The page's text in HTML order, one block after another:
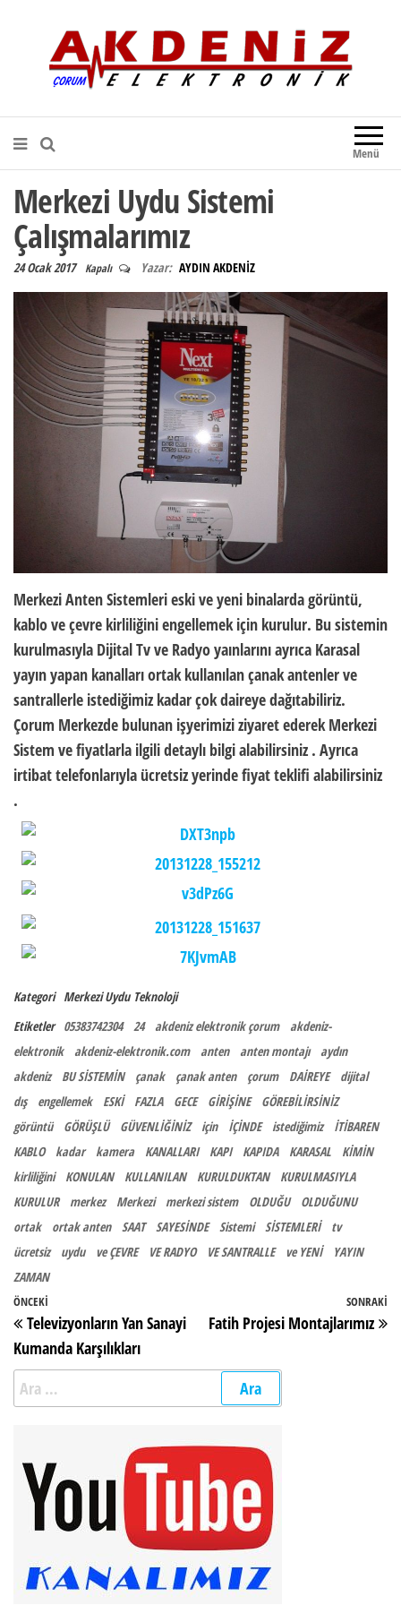
Akdeniz Elektronik
Teknik Destek, Kaliteli Hizmet |
Çorum Elektronik Firması
Menü
Merkezi Uydu Sistemi
Çalışmalarımız
24 Ocak 2017 Kapalı Yazar: AYDIN AKDENİZ
Merkezi Anten Sistemleri eski ve yeni binalarda görüntü,
kablo ve çevre kirliliğini engellemek için kurulur. Bu sistemin
kurulmasıyla Dijital Tv ve Radyo yaınlarını ayrıca Karasal
yayın yapan kanalları ortak kullanılan çanak antenler ve
santrallerle istediğimiz kadar çok daireye dağıtabiliriz.
Çorum Merkezde bulunan işyerimizi ziyaret ederek Merkezi
Sistem ve fiyatlarla ilgili detaylı bilgi alabilirsiniz . Ayrıca
irtibat telefonlarıyla ücretsiz yerinde fiyat teklifi alabilirsiniz
.
Kategori Merkezi Uydu Teknoloji
Etiketler 05383742304 24 akdeniz elektronik çorum
akdeniz-
elektronik
akdeniz-elektronik.com anten anten montajı
aydın
akdeniz
BU SİSTEMİN çanak çanak anten çorum DAİREYE
dijital
dış
engellemek ESKİ FAZLA GECE GİRİŞİNE
GÖREBİLİRSİNİZ
görüntü
GÖRÜŞLÜ GÜVENLİĞİNİZ için İÇİNDE istediğimiz
İTİBAREN
KABLO
kadar kamera KANALLARI KAPI KAPIDA KARASAL
KİMİN
kirliliğini
KONULAN KULLANILAN KURULDUKTAN
KURULMASIYLA
KURULUR
merkez Merkezi merkezi sistem OLDUĞU
OLDUĞUNU
ortak
ortak anten SAAT SAYESİNDE Sistemi SİSTEMLERİ
tv
ücretsiz
uydu ve ÇEVRE VE RADYO VE SANTRALLE ve YENİ
YAYIN
ZAMAN
Yazı gezinmesi
Önceki Yazı
ÖNCEKI
Televizyonların Yan Sanayi
Kumanda Karşılıkları
SONRAKI
Fatih Projesi Montajlarımız
Arama: